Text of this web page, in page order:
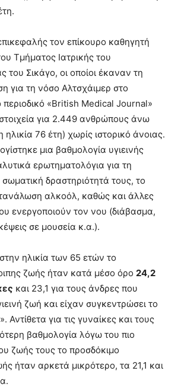
τον επίκουρο καθηγητή
Τμήματος Ιατρικής του
του Σικάγο, οι οποίοι έκαναν τη
για τη νόσο Αλτσχάιμερ στο
περιοδικό «British Medical Journal»
για 2.449 ανθρώπους άνω
76 έτη) χωρίς ιστορικό άνοιας.
μια βαθμολογία υγιεινής
ερωτηματολόγια για τη
δραστηριότητά τους, το
αλκοόλ, καθώς και άλλες
ενεργοποιούν τον νου (διάβασμα,
σε μουσεία κ.α.).
ηλικία των 65 ετών το
ζωής ήταν κατά μέσο όρο 24,2
και 23,1 για τους άνδρες που
ζωή και είχαν συγκεντρώσει το
για τις γυναίκες και τους
βαθμολογία λόγω του πιο
ζωής τους το προσδόκιμο
ήταν αρκετά μικρότερο, τα 21,1 και